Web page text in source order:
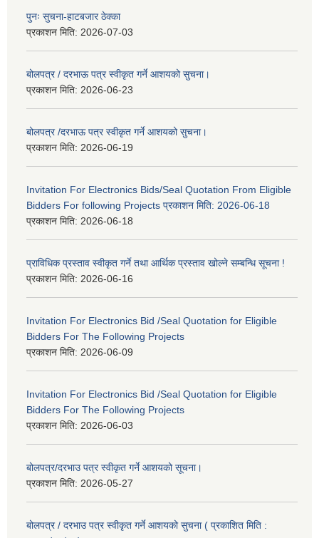
पुनः सुचना-हाटबजार ठेक्का
प्रकाशन मिति: 2026-07-03
बोलपत्र / दरभाऊ पत्र स्वीकृत गर्ने आशयको सुचना।
प्रकाशन मिति: 2026-06-23
बोलपत्र /दरभाऊ पत्र स्वीकृत गर्ने आशयको सुचना।
प्रकाशन मिति: 2026-06-19
Invitation For Electronics Bids/Seal Quotation From Eligible
Bidders For following Projects प्रकाशन मिति: 2026-06-18
प्रकाशन मिति: 2026-06-18
प्राविधिक प्रस्ताव स्वीकृत गर्ने तथा आर्थिक प्रस्ताव खोल्ने सम्बन्धि सूचना !
प्रकाशन मिति: 2026-06-16
Invitation For Electronics Bid /Seal Quotation for Eligible
Bidders For The Following Projects
प्रकाशन मिति: 2026-06-09
Invitation For Electronics Bid /Seal Quotation for Eligible
Bidders For The Following Projects
प्रकाशन मिति: 2026-06-03
बोलपत्र/दरभाउ पत्र स्वीकृत गर्ने आशयको सूचना।
प्रकाशन मिति: 2026-05-27
बोलपत्र / दरभाउ पत्र स्वीकृत गर्ने आशयको सुचना ( प्रकाशित मिति :